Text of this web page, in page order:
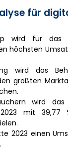
für
wird für das
höchsten
wird das
größten
wird das
2023 mit 39,77
2023 einen